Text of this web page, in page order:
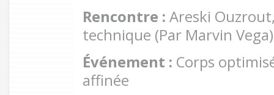
Rencontre : Areski
technique (Par Marvin Vega)
Événement : Corps
affinée